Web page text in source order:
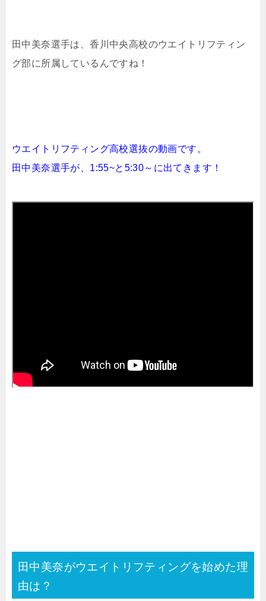
田中美奈選手は、香川中央高校のウエイトリフティン
グ部に所属しているんですね！
ウエイトリフティング高校選抜の動画です。
田中美奈選手が、1:55~と5:30～に出てきます！
田中美奈がウエイトリフティングを始めた理
由は？